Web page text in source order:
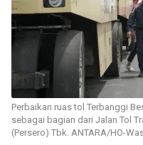
Perbaikan ruas tol Terbanggi
sebagai bagian dari Jalan Tol
(Persero) Tbk. ANTARA/HO-